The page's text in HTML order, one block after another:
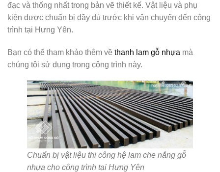
đạc và thống nhất trong bản vẽ thiết kế. Vật liệu và phụ
kiện được chuẩn bị đầy đủ trước khi vận chuyển đến công
trình tại Hưng Yên.
Bạn có thể tham khảo thêm về thanh lam gỗ nhựa mà
chúng tôi sử dụng trong công trình này.
Chuẩn bị vật liệu thi công hệ lam che nắng gỗ
nhựa cho công trình tại Hưng Yên